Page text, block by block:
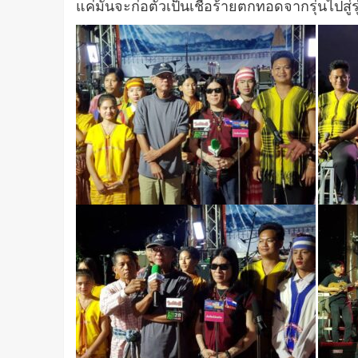
แค่มันจะก่อตัวเป็นเชื้อร้ายตกทอดจากรุ่นไปสู่